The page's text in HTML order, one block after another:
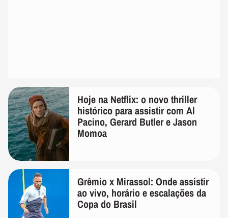
Hoje na Netflix: o novo thriller
histórico para assistir com Al
Pacino, Gerard Butler e Jason
Momoa
Grêmio x Mirassol: Onde assistir
ao vivo, horário e escalações da
Copa do Brasil